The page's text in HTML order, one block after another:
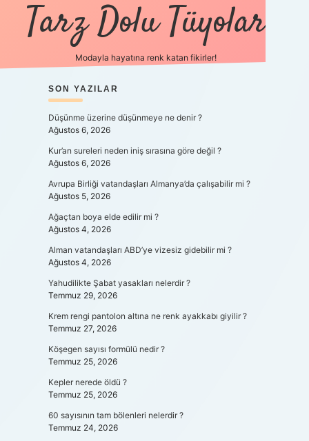
Tarz Dolu Tüyolar
Modayla hayatına renk katan fikirler!
SIDEBAR
SON YAZILAR
Düşünme üzerine düşünmeye ne denir ?
Ağustos 6, 2026
Kur’an sureleri neden iniş sırasına göre değil ?
Ağustos 6, 2026
Avrupa Birliği vatandaşları Almanya’da çalışabilir mi ?
Ağustos 5, 2026
Ağaçtan boya elde edilir mi ?
Ağustos 4, 2026
Alman vatandaşları ABD’ye vizesiz gidebilir mi ?
Ağustos 4, 2026
Yahudilikte Şabat yasakları nelerdir ?
Temmuz 29, 2026
Krem rengi pantolon altına ne renk ayakkabı giyilir ?
Temmuz 27, 2026
Köşegen sayısı formülü nedir ?
Temmuz 25, 2026
Kepler nerede öldü ?
Temmuz 25, 2026
60 sayısının tam bölenleri nelerdir ?
Temmuz 24, 2026